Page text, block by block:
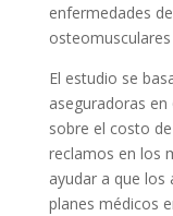
enfermedades
osteomusculares
El estudio se
aseguradoras
sobre el costo
reclamos en los
ayudar a que
planes médicos